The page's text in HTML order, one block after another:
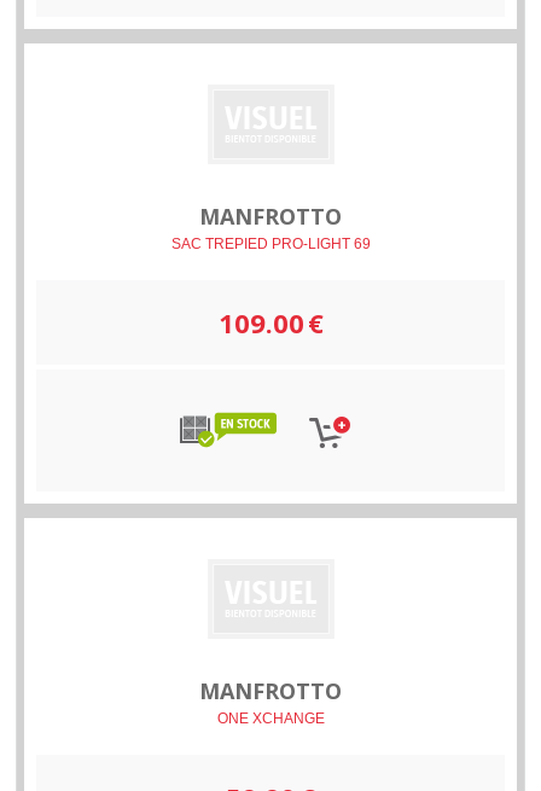
MANFROTTO
SAC TREPIED PRO-LIGHT 69
109.00€
MANFROTTO
ONE XCHANGE